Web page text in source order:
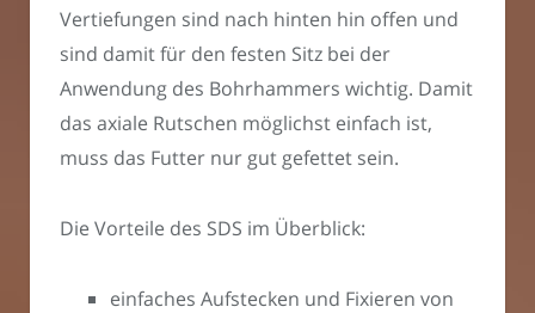
Vertiefungen sind nach hinten hin offen und
sind damit für den festen Sitz bei der
Anwendung des Bohrhammers wichtig. Damit
das axiale Rutschen möglichst einfach ist,
muss das Futter nur gut gefettet sein.
Die Vorteile des SDS im Überblick:
einfaches Aufstecken und Fixieren von